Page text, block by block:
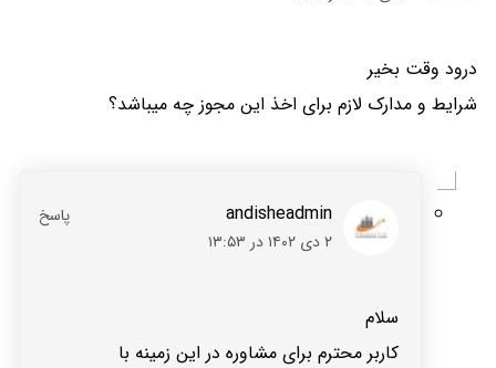
درود وقت بخیر
شرایط و مدارک لازم برای اخذ این مجوز چه میباشد؟
andisheadmin
۲ دی ۱۴۰۲ در ۱۳:۵۳
سلام
کاربر محترم برای مشاوره در این زمینه با